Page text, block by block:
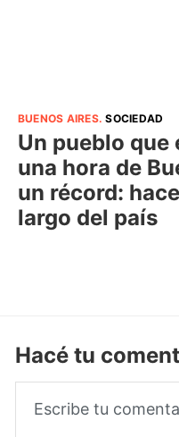
BUENOS AIRES.SOCIEDAD
Un pueblo que
una hora de
un récord:
largo del país
Hacé tu